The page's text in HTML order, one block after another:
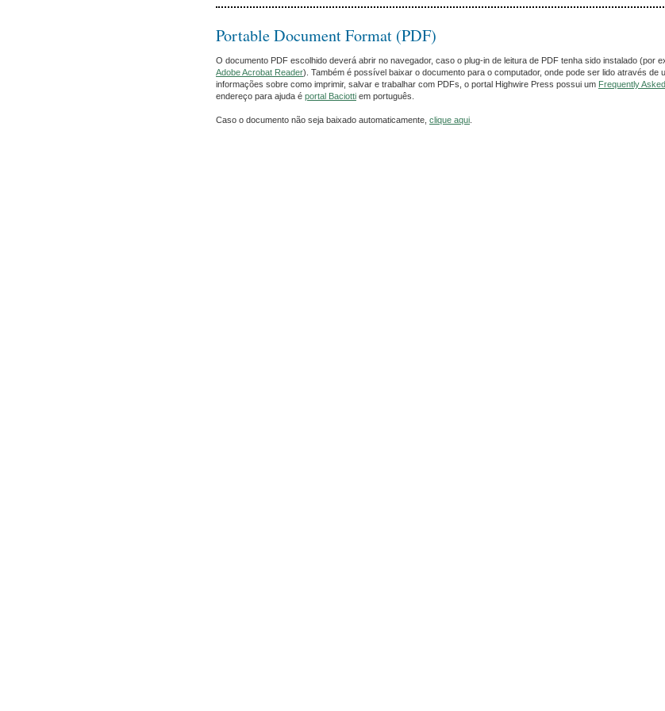
Portable Document Format (PDF)
O documento PDF escolhido deverá abrir no navegador, caso o plug-in de leitura de PDF tenha sido instalado (por
Adobe Acrobat Reader). Também é possível baixar o documento para o computador, onde pode ser lido através de
informações sobre como imprimir, salvar e trabalhar com PDFs, o portal Highwire Press possui um Frequently
endereço para ajuda é portal Baciotti em português.
Caso o documento não seja baixado automaticamente, clique aqui